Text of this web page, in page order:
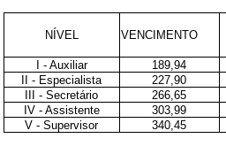
NÍVEL VENCIMENTO
I - Auxiliar
189,94
II - Especialista
227,90
III - Secretário
266,65
IV - Assistente
303,99
V - Supervisor
340,45